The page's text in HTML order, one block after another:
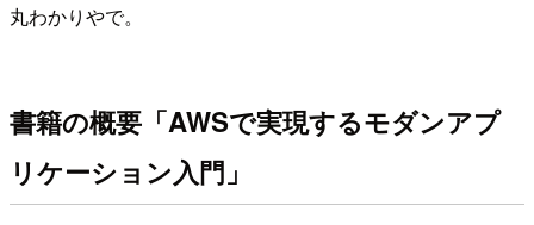
丸わかりやで。
書籍の概要「AWSで実現するモダンアプ
リケーション入門」